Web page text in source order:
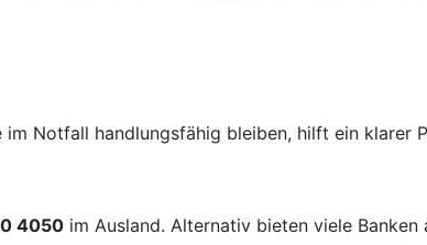
Notfall handlungsfähig bleiben, hilft ein klarer
4050 im Ausland. Alternativ bieten viele